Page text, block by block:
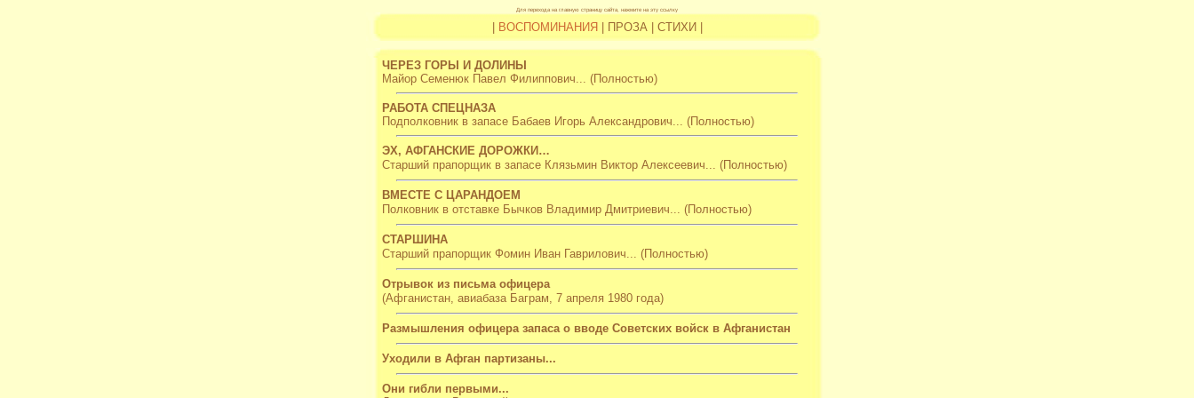
Для перехода на главную страницу сайта, нажмите на эту ссылку
ВОСПОМИНАНИЯ ПРОЗА| СТИХИ
ЧЕРЕЗ ГОРЫ И ДОЛИНЫ
Майор Семенюк Павел Филиппович... (Полностью)
РАБОТА СПЕЦНАЗА
Подполковник в запасе Бабаев Игорь Александрович... (Полностью)
ЭХ, АФГАНСКИЕ ДОРОЖКИ…
Старший прапорщик в запасе Клязьмин Виктор Алексеевич... (Полностью)
ВМЕСТЕ С ЦАРАНДОЕМ
Полковник в отставке Бычков Владимир Дмитриевич... (Полностью)
СТАРШИНА
Старший прапорщик Фомин Иван Гаврилович... (Полностью)
Отрывок из письма офицера
(Афганистан, авиабаза Баграм, 7 апреля 1980 года)
Размышления офицера запаса о вводе Советских войск в Афганистан
Уходили в Афган партизаны...
Они гибли первыми...